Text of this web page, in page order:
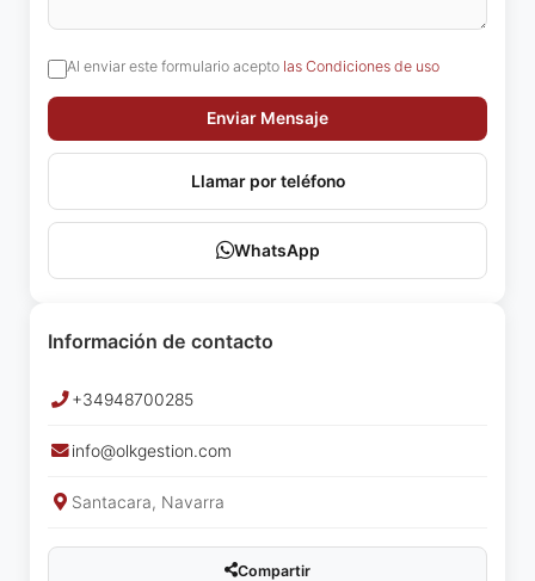
Al enviar este formulario acepto las Condiciones de uso
Enviar Mensaje
Llamar por teléfono
WhatsApp
Información de contacto
+34948700285
info@olkgestion.com
Santacara, Navarra
Compartir